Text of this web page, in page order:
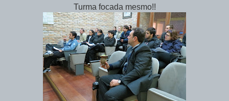
Turma focada mesmo!!